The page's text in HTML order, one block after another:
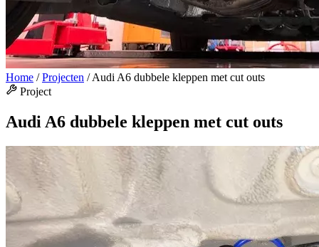
Home / Projecten / Audi A6 dubbele kleppen met cut outs
Project
Audi A6 dubbele kleppen met cut outs